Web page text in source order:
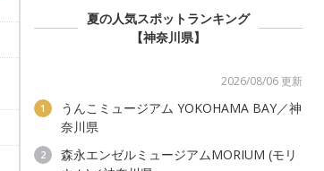
夏の人気スポットランキング
【神奈川県】
2026/08/06 更新
1
うんこミュージアム YOKOHAMA BAY／神
奈川県
2
森永エンゼルミュージアムMORIUM (モリ